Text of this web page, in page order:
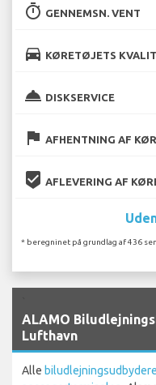
timer GENNEMSN. VENT
directions_car KØRETØJETS
room_service DISKSERVICE
flag AFHENTNING AF
beenhere AFLEVERING AF
* beregninet på grundlag af 436
ALAMO
Lufthavn
Alle